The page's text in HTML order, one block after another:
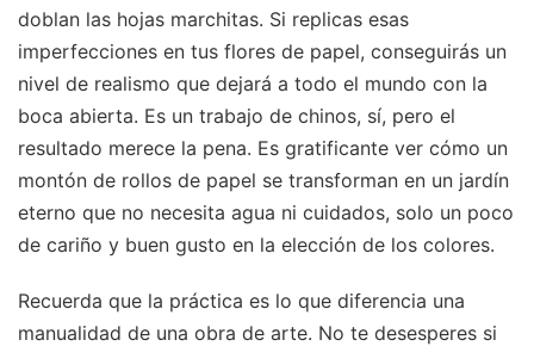
doblan las hojas marchitas. Si replicas esas
imperfecciones en tus flores de papel, conseguirás un
nivel de realismo que dejará a todo el mundo con la
boca abierta. Es un trabajo de chinos, sí, pero el
resultado merece la pena. Es gratificante ver cómo un
montón de rollos de papel se transforman en un jardín
eterno que no necesita agua ni cuidados, solo un poco
de cariño y buen gusto en la elección de los colores.
Recuerda que la práctica es lo que diferencia una
manualidad de una obra de arte. No te desesperes si